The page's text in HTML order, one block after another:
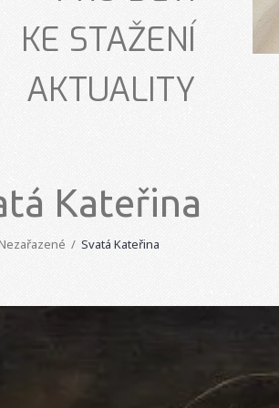
KE STAŽENÍ
AKTUALITY
Kateřina
Svatá Kateřina